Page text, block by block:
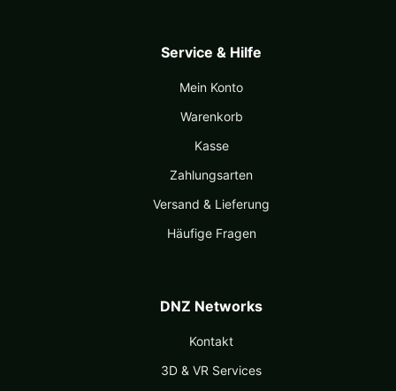
Service & Hilfe
Mein Konto
Warenkorb
Kasse
Zahlungsarten
Versand & Lieferung
Häufige Fragen
DNZ Networks
Kontakt
3D & VR Services